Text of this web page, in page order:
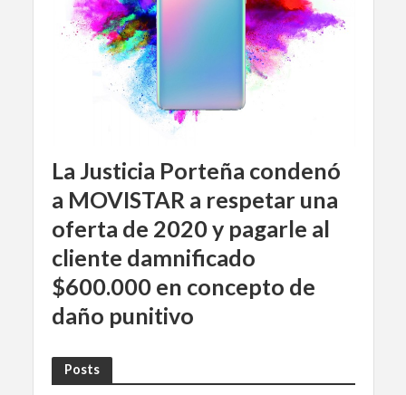
La Justicia Porteña condenó
a MOVISTAR a respetar una
oferta de 2020 y pagarle al
cliente damnificado
$600.000 en concepto de
daño punitivo
Posts